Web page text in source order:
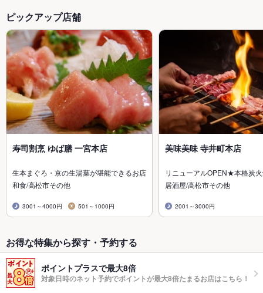
ピックアップ店舗
寿司割烹 ゆば膳 一宮本店
生本まぐろ・京の生湯葉が堪能できるお店
和食/高松市その他
3001～4000円 501～1000円
美味美味 寺井町本店
リニューアルOPEN★本格炭
居酒屋/高松市その他
2001～3000円
お得な特集から探す・予約する
ポイントプラスで最大8倍
対象日時のネット予約でポイントが最大8倍たまるお店はこちら！